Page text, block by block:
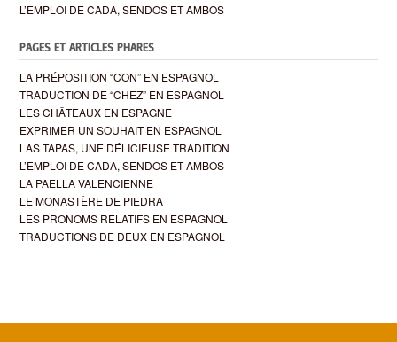
L’EMPLOI DE CADA, SENDOS ET AMBOS
PAGES ET ARTICLES PHARES
LA PRÉPOSITION “CON” EN ESPAGNOL
TRADUCTION DE “CHEZ” EN ESPAGNOL
LES CHÂTEAUX EN ESPAGNE
EXPRIMER UN SOUHAIT EN ESPAGNOL
LAS TAPAS, UNE DÉLICIEUSE TRADITION
L’EMPLOI DE CADA, SENDOS ET AMBOS
LA PAELLA VALENCIENNE
LE MONASTÈRE DE PIEDRA
LES PRONOMS RELATIFS EN ESPAGNOL
TRADUCTIONS DE DEUX EN ESPAGNOL